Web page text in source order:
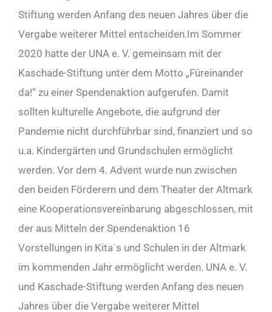
Stiftung werden Anfang des neuen Jahres über die
Vergabe weiterer Mittel entscheiden.Im Sommer
2020 hatte der UNA e. V. gemeinsam mit der
Kaschade-Stiftung unter dem Motto „Füreinander
da!“ zu einer Spendenaktion aufgerufen. Damit
sollten kulturelle Angebote, die aufgrund der
Pandemie nicht durchführbar sind, finanziert und so
u.a. Kindergärten und Grundschulen ermöglicht
werden. Vor dem 4. Advent wurde nun zwischen
den beiden Förderern und dem Theater der Altmark
eine Kooperationsvereinbarung abgeschlossen, mit
der aus Mitteln der Spendenaktion 16
Vorstellungen in Kita`s und Schulen in der Altmark
im kommenden Jahr ermöglicht werden. UNA e. V.
und Kaschade-Stiftung werden Anfang des neuen
Jahres über die Vergabe weiterer Mittel